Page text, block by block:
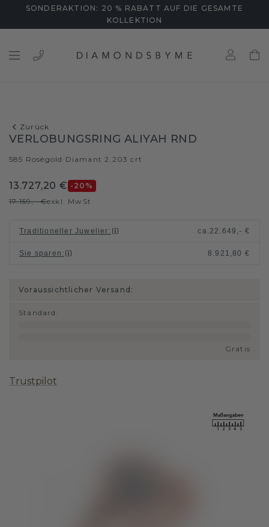
SONDERAKTION: 20 % RABATT AUF DIE GESAMTE
KOLLEKTION
Zurück
VERLOBUNGSRING ALIYAH RND
585 Roségold Diamant 2.203 crt
13.727,20 € -20 %
17.159,- €exkl. MwSt
Traditioneller Juwelier : ca.22.649,- €
Sie sparen : 8.921,80 €
Voraussichtlicher Versand:
Standard :
Gratis
Trustpilot